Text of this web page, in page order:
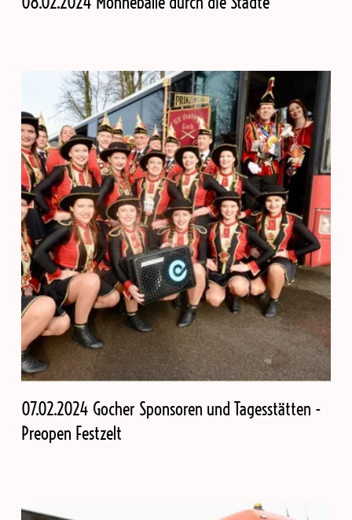
07.02.2024 Gocher Sponsoren und Tagesstätten -
Preopen Festzelt